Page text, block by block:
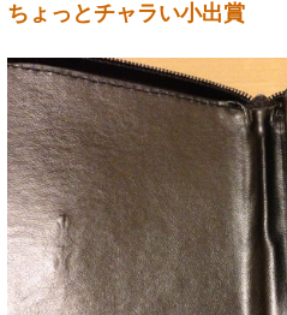
ちょっとチャラい小出賞